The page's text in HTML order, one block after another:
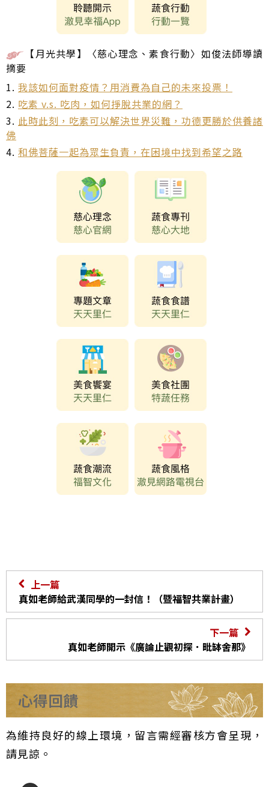
【月光共學】〈慈心理念、素食行動〉如俊法師導讀
摘要
1. 我該如何面對疫情？用消費為自己的未來投票！
2. 吃素 v.s. 吃肉，如何掙脫共業的網？
3. 此時此刻，吃素可以解決世界災難，功德更勝於供養諸
佛
4. 和佛菩薩一起為眾生負責，在困境中找到希望之路
上一篇
真如老師給武漢同學的一封信！（暨福智共業計畫）
下一篇
真如老師開示《廣論止觀初探．毗缽舍那》
心得回饋
為維持良好的線上環境，留言需經審核方會呈現，
請見諒。